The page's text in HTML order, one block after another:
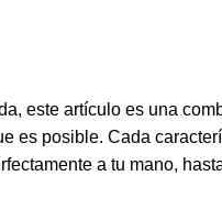
este artículo es una
es posible. Cada
a tu mano,